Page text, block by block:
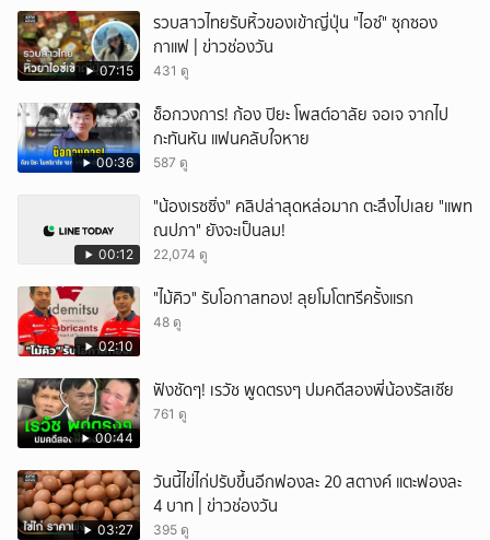
07:15
รวบสาวไทยรับหิ้วของเข้าญี่ปุ่น "ไอซ์" ซุกซอง
กาแฟ | ข่าวช่องวัน
431 ดู
00:36
ช็อกวงการ! ก้อง ปิยะ โพสต์อาลัย จอเจ จากไป
กะทันหัน แฟนคลับใจหาย
587 ดู
00:12
"น้องเรซซิ่ง" คลิปล่าสุดหล่อมาก ตะลึงไปเลย "แพท
ณปภา" ยังจะเป็นลม!
22,074 ดู
02:10
"ไม้คิว" รับโอกาสทอง! ลุยโมโตทรีครั้งแรก
48 ดู
00:44
ฟังชัดๆ! เรวัช พูดตรงๆ ปมคดีสองพี่น้องรัสเซีย
761 ดู
03:27
วันนี้ไข่ไก่ปรับขึ้นอีกฟองละ 20 สตางค์ แตะฟองละ
4 บาท | ข่าวช่องวัน
395 ดู